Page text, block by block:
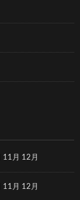
11月 12月
11月 12月